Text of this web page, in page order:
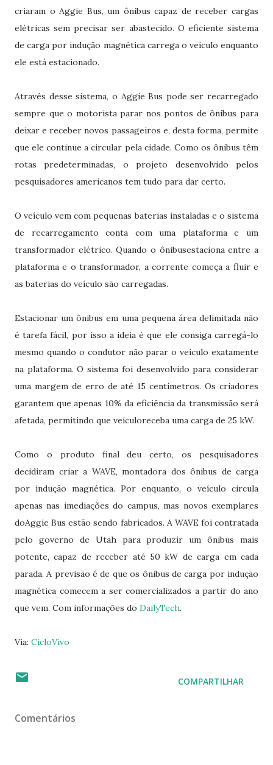
criaram o Aggie Bus, um ônibus capaz de receber cargas
elétricas sem precisar ser abastecido. O eficiente sistema
de carga por indução magnética carrega o veículo enquanto
ele está estacionado.
Através desse sistema, o Aggie Bus pode ser recarregado
sempre que o motorista parar nos pontos de ônibus para
deixar e receber novos passageiros e, desta forma, permite
que ele continue a circular pela cidade. Como os ônibus têm
rotas predeterminadas, o projeto desenvolvido pelos
pesquisadores americanos tem tudo para dar certo.
O veículo vem com pequenas baterias instaladas e o sistema
de recarregamento conta com uma plataforma e um
transformador elétrico. Quando o ônibusestaciona entre a
plataforma e o transformador, a corrente começa a fluir e
as baterias do veículo são carregadas.
Estacionar um ônibus em uma pequena área delimitada não
é tarefa fácil, por isso a ideia é que ele consiga carregá-lo
mesmo quando o condutor não parar o veículo exatamente
na plataforma. O sistema foi desenvolvido para considerar
uma margem de erro de até 15 centímetros. Os criadores
garantem que apenas 10% da eficiência da transmissão será
afetada, permitindo que veículoreceba uma carga de 25 kW.
Como o produto final deu certo, os pesquisadores
decidiram criar a WAVE, montadora dos ônibus de carga
por indução magnética. Por enquanto, o veículo circula
apenas nas imediações do campus, mas novos exemplares
doAggie Bus estão sendo fabricados. A WAVE foi contratada
pelo governo de Utah para produzir um ônibus mais
potente, capaz de receber até 50 kW de carga em cada
parada. A previsão é de que os ônibus de carga por indução
magnética comecem a ser comercializados a partir do ano
que vem. Com informações do DailyTech.
Via: CicloVivo
COMPARTILHAR
Comentários